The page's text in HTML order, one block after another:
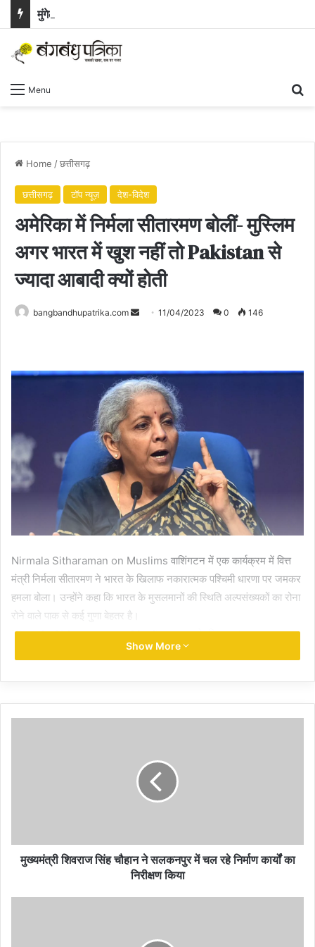
Menu
Home /छत्तीसगढ़
छत्तीसगढ़ टॉप न्यूज़ देश-विदेश
अमेरिका में निर्मला सीतारमण बोलीं- मुस्लिम
अगर भारत में खुश नहीं तो Pakistan से
ज्यादा आबादी क्यों होती
bangbandhupatrika.com
Send11/04/2023 0 146
Nirmala Sitharaman on Muslims वाशिंगटन में एक कार्यक्रम में वित्त
मंत्री निर्मला सीतारमण ने भारत के खिलाफ नकारात्मक पश्चिमी धारणा पर जमकर
हमला बोला। उन्होंने कहा कि भारत के मुसलमानों की स्थिति अल्पसंख्यकों का रोना
रोने वाले पाक से कई गुणा बेहतर है।
Nirmala Sitharaman on Muslimsभारत के खिलाफ ‘नकारात्मक
पश्चिमी धारणा’ पर आज केंद्रीय वित्त मंत्री निर्मला सीतारमण ने जमकर वार
से भी बेहतर भारत में मुस्लिम खुश और सुरक्षित हैं।
हुए सीतारमण ने कहा कि दुनिया की दूसरी सबसे बड़ी मुस्लिम आबादी भारत में हैं
और यह आबादी तेजी से संख्या में बढ़ रही है।
Show More
मुख्यमंत्री शिवराज सिंह चौहान ने सलकनपुर में चल रहे निर्माण कार्यों का
निरीक्षण किया